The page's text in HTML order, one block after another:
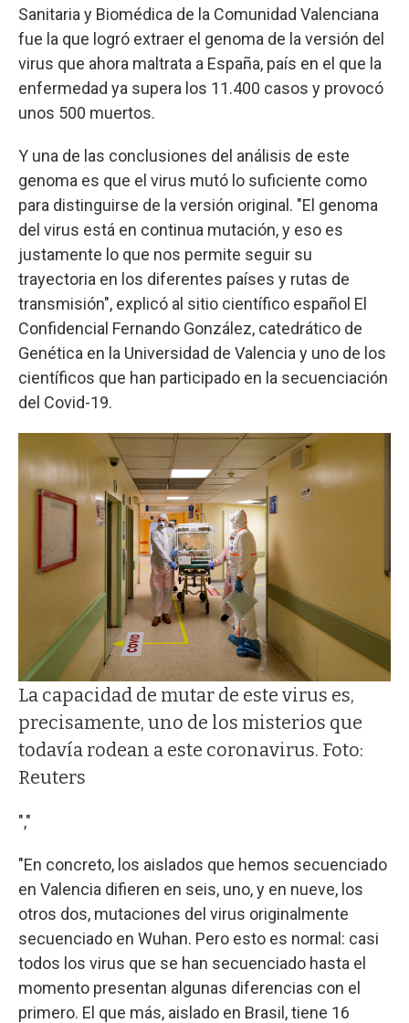
Sanitaria y Biomédica de la Comunidad Valenciana
fue la que logró extraer el genoma de la versión del
virus que ahora maltrata a España, país en el que la
enfermedad ya supera los 11.400 casos y provocó
unos 500 muertos.
Y una de las conclusiones del análisis de este
genoma es que el virus mutó lo suficiente como
para distinguirse de la versión original. "El genoma
del virus está en continua mutación, y eso es
justamente lo que nos permite seguir su
trayectoria en los diferentes países y rutas de
transmisión", explicó al sitio científico español El
Confidencial Fernando González, catedrático de
Genética en la Universidad de Valencia y uno de los
científicos que han participado en la secuenciación
del Covid-19.
La capacidad de mutar de este virus es,
precisamente, uno de los misterios que
todavía rodean a este coronavirus. Foto:
Reuters
","
"En concreto, los aislados que hemos secuenciado
en Valencia difieren en seis, uno, y en nueve, los
otros dos, mutaciones del virus originalmente
secuenciado en Wuhan. Pero esto es normal: casi
todos los virus que se han secuenciado hasta el
momento presentan algunas diferencias con el
primero. El que más, aislado en Brasil, tiene 16